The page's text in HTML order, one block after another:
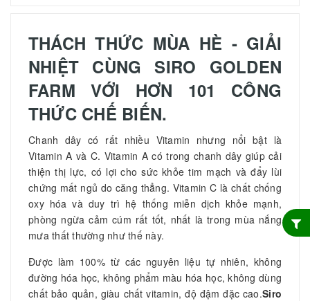
THÁCH THỨC MÙA HÈ - GIẢI
NHIỆT CÙNG SIRO GOLDEN
FARM VỚI HƠN 101 CÔNG
THỨC CHẾ BIẾN.
Chanh dây có rất nhiều Vitamin nhưng nổi bật là
Vitamin A và C. Vitamin A có trong chanh dây giúp cải
thiện thị lực, có lợi cho sức khỏe tim mạch và đẩy lùi
chứng mất ngủ do căng thẳng. Vitamin C là chất chống
oxy hóa và duy trì hệ thống miễn dịch khỏe mạnh,
phòng ngừa cảm cúm rất tốt, nhất là trong mùa nắng
mưa thất thường như thế này.
Được làm 100% từ các nguyên liệu tự nhiên, không
đường hóa học, không phẩm màu hóa học, không dùng
chất bảo quản, giàu chất vitamin, độ đậm đặc cao.Siro